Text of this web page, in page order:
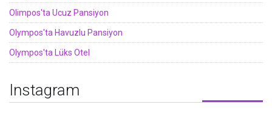
Olimpos'ta Ucuz Pansiyon
Olympos'ta Havuzlu Pansiyon
Olympos'ta Lüks Otel
Instagram